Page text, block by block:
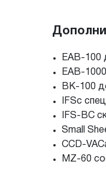
EAB-100
EAB-
BK-100
IFSc
IFS-BC
Small
CCD-
MZ-60